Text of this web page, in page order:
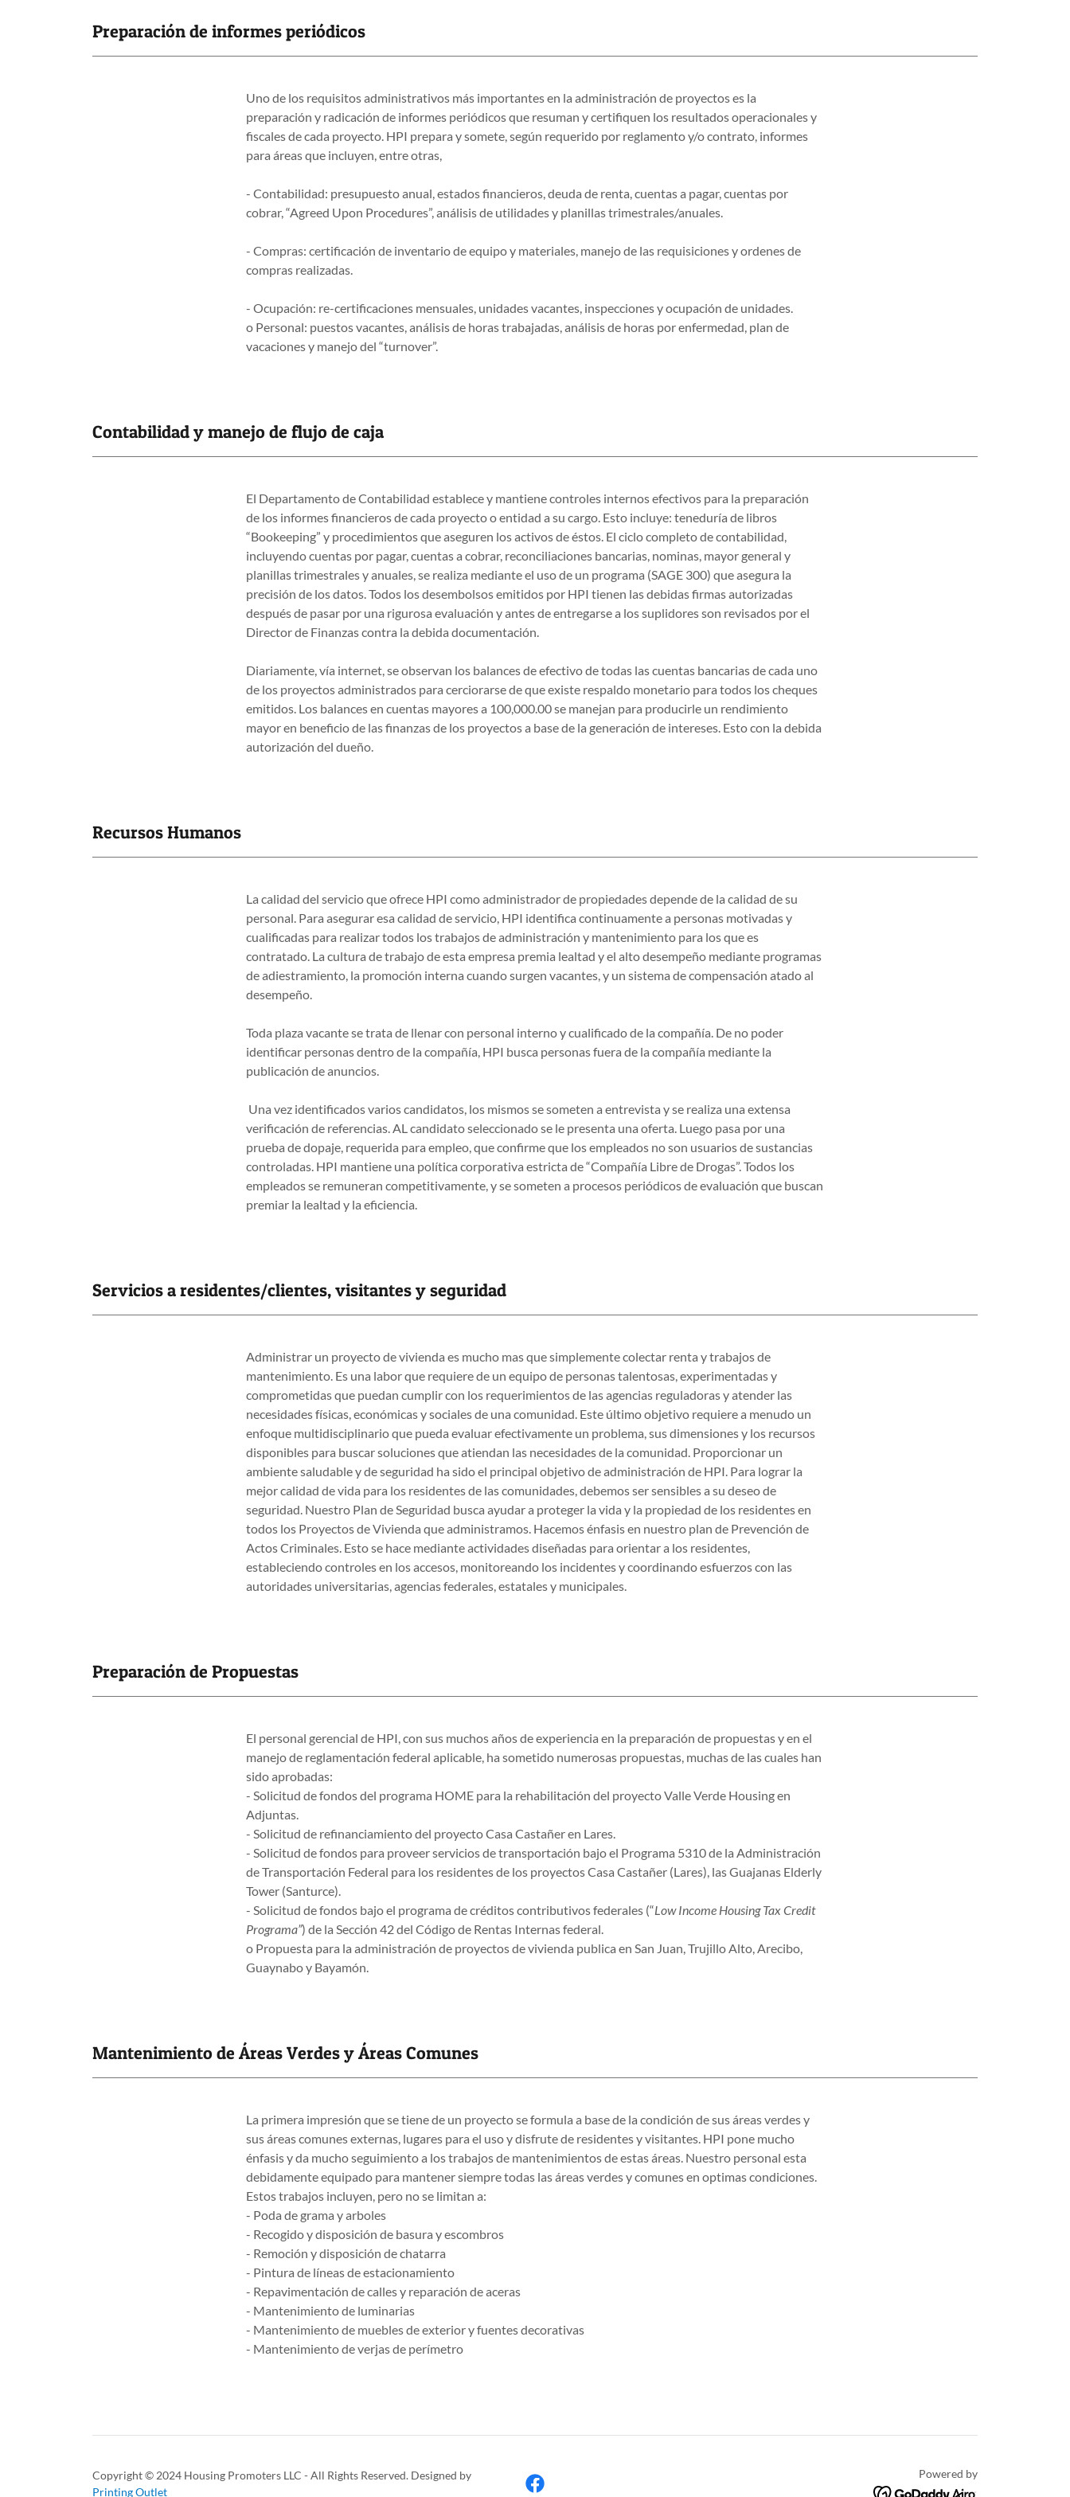
Preparación de informes periódicos
Uno de los requisitos administrativos más importantes en la administración de proyectos es la
preparación y radicación de informes periódicos que resuman y certifiquen los resultados operacionales y
fiscales de cada proyecto. HPI prepara y somete, según requerido por reglamento y/o contrato, informes
para áreas que incluyen, entre otras,
- Contabilidad: presupuesto anual, estados financieros, deuda de renta, cuentas a pagar, cuentas por
cobrar, “Agreed Upon Procedures”, análisis de utilidades y planillas trimestrales/anuales.
- Compras: certificación de inventario de equipo y materiales, manejo de las requisiciones y ordenes de
compras realizadas.
- Ocupación: re-certificaciones mensuales, unidades vacantes, inspecciones y ocupación de unidades.
o Personal: puestos vacantes, análisis de horas trabajadas, análisis de horas por enfermedad, plan de
vacaciones y manejo del “turnover”.
Contabilidad y manejo de flujo de caja
El Departamento de Contabilidad establece y mantiene controles internos efectivos para la preparación
de los informes financieros de cada proyecto o entidad a su cargo. Esto incluye: teneduría de libros
“Bookeeping” y procedimientos que aseguren los activos de éstos. El ciclo completo de contabilidad,
incluyendo cuentas por pagar, cuentas a cobrar, reconciliaciones bancarias, nominas, mayor general y
planillas trimestrales y anuales, se realiza mediante el uso de un programa (SAGE 300) que asegura la
precisión de los datos. Todos los desembolsos emitidos por HPI tienen las debidas firmas autorizadas
después de pasar por una rigurosa evaluación y antes de entregarse a los suplidores son revisados por el
Director de Finanzas contra la debida documentación.
Diariamente, vía internet, se observan los balances de efectivo de todas las cuentas bancarias de cada uno
de los proyectos administrados para cerciorarse de que existe respaldo monetario para todos los cheques
emitidos. Los balances en cuentas mayores a 100,000.00 se manejan para producirle un rendimiento
mayor en beneficio de las finanzas de los proyectos a base de la generación de intereses. Esto con la debida
autorización del dueño.
Recursos Humanos
La calidad del servicio que ofrece HPI como administrador de propiedades depende de la calidad de su
personal. Para asegurar esa calidad de servicio, HPI identifica continuamente a personas motivadas y
cualificadas para realizar todos los trabajos de administración y mantenimiento para los que es
contratado. La cultura de trabajo de esta empresa premia lealtad y el alto desempeño mediante programas
de adiestramiento, la promoción interna cuando surgen vacantes, y un sistema de compensación atado al
desempeño.
Toda plaza vacante se trata de llenar con personal interno y cualificado de la compañía. De no poder
identificar personas dentro de la compañía, HPI busca personas fuera de la compañía mediante la
publicación de anuncios.
Una vez identificados varios candidatos, los mismos se someten a entrevista y se realiza una extensa
verificación de referencias. AL candidato seleccionado se le presenta una oferta. Luego pasa por una
prueba de dopaje, requerida para empleo, que confirme que los empleados no son usuarios de sustancias
controladas. HPI mantiene una política corporativa estricta de “Compañía Libre de Drogas”. Todos los
empleados se remuneran competitivamente, y se someten a procesos periódicos de evaluación que buscan
premiar la lealtad y la eficiencia.
Servicios a residentes/clientes, visitantes y seguridad
Administrar un proyecto de vivienda es mucho mas que simplemente colectar renta y trabajos de
mantenimiento. Es una labor que requiere de un equipo de personas talentosas, experimentadas y
comprometidas que puedan cumplir con los requerimientos de las agencias reguladoras y atender las
necesidades físicas, económicas y sociales de una comunidad. Este último objetivo requiere a menudo un
enfoque multidisciplinario que pueda evaluar efectivamente un problema, sus dimensiones y los recursos
disponibles para buscar soluciones que atiendan las necesidades de la comunidad. Proporcionar un
ambiente saludable y de seguridad ha sido el principal objetivo de administración de HPI. Para lograr la
mejor calidad de vida para los residentes de las comunidades, debemos ser sensibles a su deseo de
seguridad. Nuestro Plan de Seguridad busca ayudar a proteger la vida y la propiedad de los residentes en
todos los Proyectos de Vivienda que administramos. Hacemos énfasis en nuestro plan de Prevención de
Actos Criminales. Esto se hace mediante actividades diseñadas para orientar a los residentes,
estableciendo controles en los accesos, monitoreando los incidentes y coordinando esfuerzos con las
autoridades universitarias, agencias federales, estatales y municipales.
Preparación de Propuestas
El personal gerencial de HPI, con sus muchos años de experiencia en la preparación de propuestas y en el
manejo de reglamentación federal aplicable, ha sometido numerosas propuestas, muchas de las cuales han
sido aprobadas:
- Solicitud de fondos del programa HOME para la rehabilitación del proyecto Valle Verde Housing en
Adjuntas.
- Solicitud de refinanciamiento del proyecto Casa Castañer en Lares.
- Solicitud de fondos para proveer servicios de transportación bajo el Programa 5310 de la Administración
de Transportación Federal para los residentes de los proyectos Casa Castañer (Lares), las Guajanas Elderly
Tower (Santurce).
- Solicitud de fondos bajo el programa de créditos contributivos federales (“Low Income Housing Tax Credit
Programa”) de la Sección 42 del Código de Rentas Internas federal.
o Propuesta para la administración de proyectos de vivienda publica en San Juan, Trujillo Alto, Arecibo,
Guaynabo y Bayamón.
Mantenimiento de Áreas Verdes y Áreas Comunes
La primera impresión que se tiene de un proyecto se formula a base de la condición de sus áreas verdes y
sus áreas comunes externas, lugares para el uso y disfrute de residentes y visitantes. HPI pone mucho
énfasis y da mucho seguimiento a los trabajos de mantenimientos de estas áreas. Nuestro personal esta
debidamente equipado para mantener siempre todas las áreas verdes y comunes en optimas condiciones.
Estos trabajos incluyen, pero no se limitan a:
- Poda de grama y arboles
- Recogido y disposición de basura y escombros
- Remoción y disposición de chatarra
- Pintura de líneas de estacionamiento
- Repavimentación de calles y reparación de aceras
- Mantenimiento de luminarias
- Mantenimiento de muebles de exterior y fuentes decorativas
- Mantenimiento de verjas de perímetro
Copyright © 2024 Housing Promoters LLC - All Rights Reserved. Designed by
Printing Outlet
Powered by